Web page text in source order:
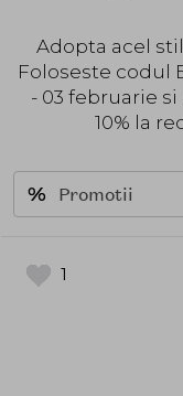
Adopta acel
Foloseste codul
- 03 februarie
10% la
Promotii
1